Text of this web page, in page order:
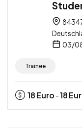
03/
Trainee
18Euro -18